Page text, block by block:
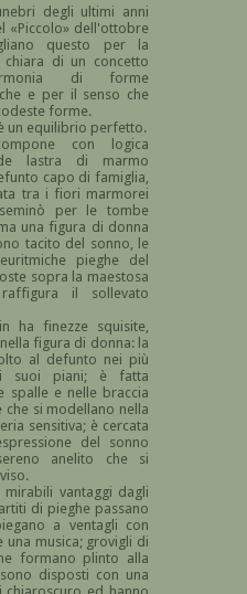
degli ultimi anni
«Piccolo» dell'ottobre
questo per la
di un concetto
di forme
e per il senso che
forme.
un equilibrio perfetto.
con logica
lastra di marmo
capo di famiglia,
tra i fiori marmorei
per le tombe
una figura di donna
tacito del sonno, le
pieghe del
sopra la maestosa
il sollevato
ha finezze squisite,
figura di donna: la
al defunto nei più
suoi piani; è fatta
spalle e nelle braccia
si modellano nella
sensitiva; è cercata
del sonno
anelito che si
vantaggi dagli
di pieghe passano
a ventagli con
una musica; grovigli di
formano plinto alla
disposti con una